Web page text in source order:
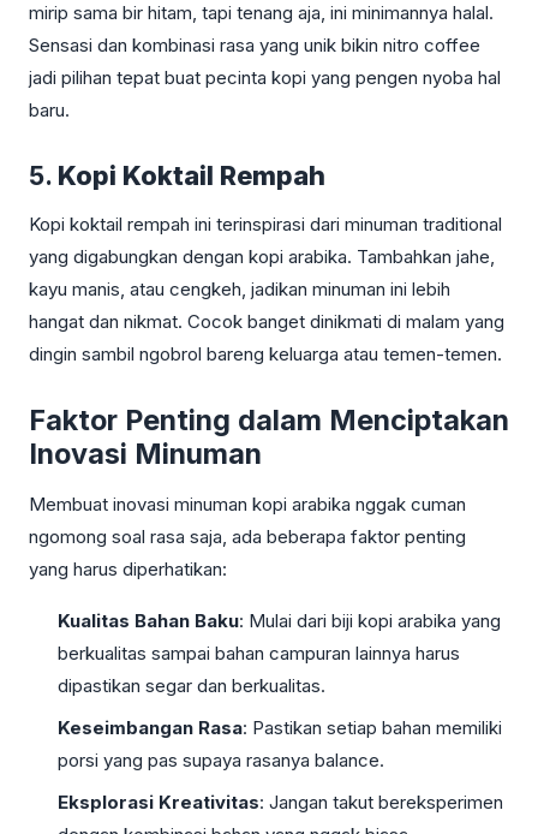
mirip sama bir hitam, tapi tenang aja, ini minimannya halal.
Sensasi dan kombinasi rasa yang unik bikin nitro coffee
jadi pilihan tepat buat pecinta kopi yang pengen nyoba hal
baru.
5. Kopi Koktail Rempah
Kopi koktail rempah ini terinspirasi dari minuman traditional
yang digabungkan dengan kopi arabika. Tambahkan jahe,
kayu manis, atau cengkeh, jadikan minuman ini lebih
hangat dan nikmat. Cocok banget dinikmati di malam yang
dingin sambil ngobrol bareng keluarga atau temen-temen.
Faktor Penting dalam Menciptakan
Inovasi Minuman
Membuat inovasi minuman kopi arabika nggak cuman
ngomong soal rasa saja, ada beberapa faktor penting
yang harus diperhatikan:
Kualitas Bahan Baku: Mulai dari biji kopi arabika yang
berkualitas sampai bahan campuran lainnya harus
dipastikan segar dan berkualitas.
Keseimbangan Rasa: Pastikan setiap bahan memiliki
porsi yang pas supaya rasanya balance.
Eksplorasi Kreativitas: Jangan takut bereksperimen